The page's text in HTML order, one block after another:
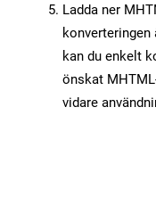
Ladda ner
kan du enkelt
önskat
vidare